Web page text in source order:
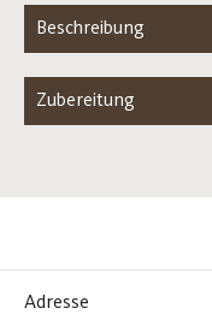
Beschreibung
Zubereitung
Adresse